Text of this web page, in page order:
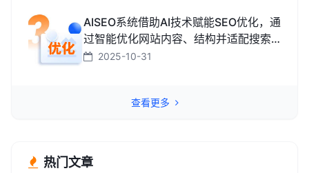
AISEO系统借助AI技术赋能SEO优化，通
过智能优化网站内容、结构并适配搜索
引擎规则，助力网站快速提升排名，从
2025-10-31
查看更多
热门文章